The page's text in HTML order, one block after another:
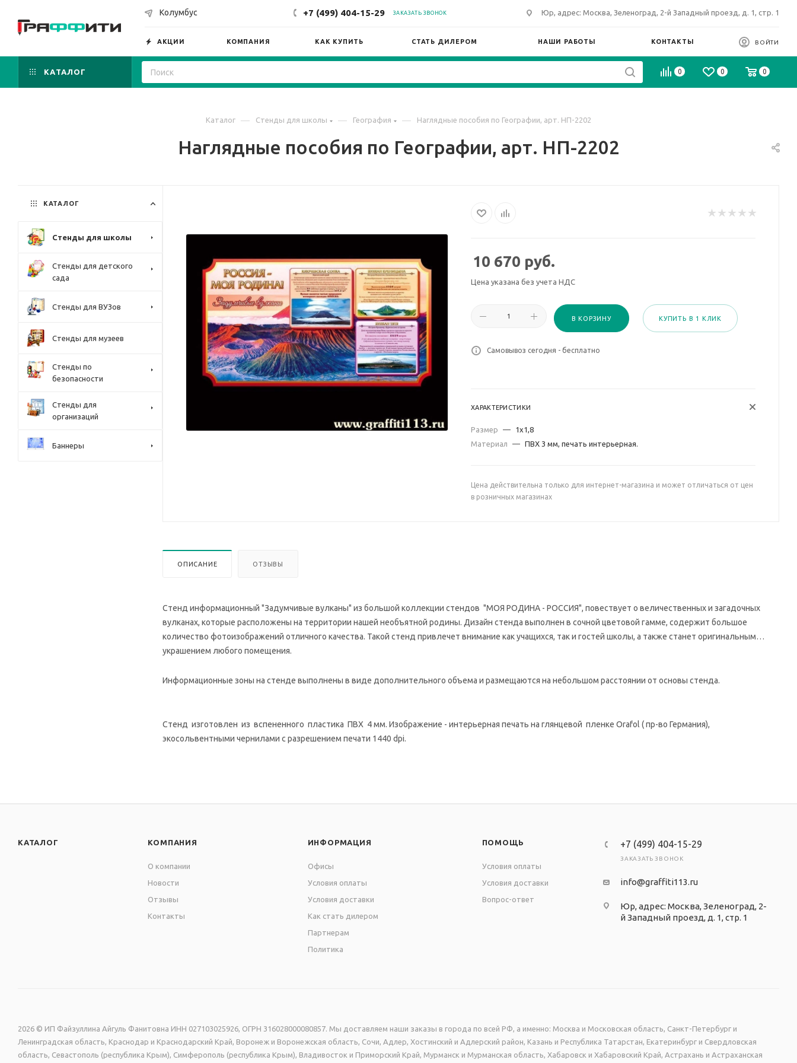
Колумбус +7 (499) 404-15-29 ЗАКАЗАТЬ ЗВОНОК Юр, адрес: Москва, Зеленоград, 2-й Западный проезд, д. 1, стр. 1
АКЦИИ КОМПАНИЯ КАК КУПИТЬ СТАТЬ ДИЛЕРОМ НАШИ РАБОТЫ КОНТАКТЫ ВОЙТИ
КАТАЛОГ 0 0 0
Каталог — Стенды для школы — География — Наглядные пособия по Географии, арт. НП-2202
Наглядные пособия по Географии, арт. НП-2202
10 670 руб.
Цена указана без учета НДС
В КОРЗИНУ КУПИТЬ В 1 КЛИК
Самовывоз сегодня - бесплатно
ХАРАКТЕРИСТИКИ
Размер —
1х1,8
Материал
— ПВХ 3 мм, печать интерьерная.
Цена действительна только для интернет-магазина и может отличаться от цен
в розничных магазинах
ОПИСАНИЕ ОТЗЫВЫ
Стенд информационный "Задумчивые вулканы" из большой коллекции стендов "МОЯ РОДИНА - РОССИЯ", повествует о величественных и загадочных
вулканах, которые расположены на территории нашей необъятной родины. Дизайн стенда выполнен в сочной цветовой гамме, содержит большое
количество фотоизображений отличного качества. Такой стенд привлечет внимание как учащихся, так и гостей школы, а также станет оригинальным
украшением любого помещения.
Информационные зоны на стенде выполнены в виде дополнительного объема и размещаются на небольшом расстоянии от основы стенда.
Стенд изготовлен из вспененного пластика ПВХ 4 мм. Изображение - интерьерная печать на глянцевой пленке Orafol ( пр-во Германия),
экосольвентными чернилами с разрешением печати 1440 dpi.
КАТАЛОГ
Стенды для школы
Стенды для детского
сада
Стенды для ВУЗов
Стенды для музеев
Стенды по
безопасности
Стенды для
организаций
Баннеры
КАТАЛОГ КОМПАНИЯ
О компании
Новости
Отзывы
Контакты
ИНФОРМАЦИЯ
Офисы
Условия оплаты
Условия доставки
Как стать дилером
Партнерам
Политика
ПОМОЩЬ
Условия оплаты
Условия доставки
Вопрос-ответ
+7 (499) 404-15-29
ЗАКАЗАТЬ ЗВОНОК
info@graffiti113.ru
Юр, адрес: Москва, Зеленоград, 2-
й Западный проезд, д. 1, стр. 1
2026 © ИП Файзуллина Айгуль Фанитовна ИНН 027103025926, ОГРН 316028000080857. Мы доставляем наши заказы в города по всей РФ, а именно: Москва и Московская область, Санкт-Петербург и
Ленинградская область, Краснодар и Краснодарский Край, Воронеж и Воронежская область, Сочи, Адлер, Хостинский и Адлерский район, Казань и Республика Татарстан, Екатеринбург и Свердловская
область, Севастополь (республика Крым), Симферополь (республика Крым), Владивосток и Приморский Край, Мурманск и Мурманская область, Хабаровск и Хабаровский Край, Астрахань и Астраханская